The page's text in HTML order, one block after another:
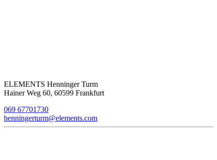
ELEMENTS Henninger Turm
Hainer Weg 60, 60599 Frankfurt
069 67701730
henningerturm@elements.com